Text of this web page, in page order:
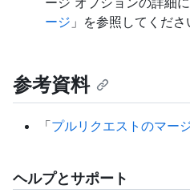
ージ 」を参照してくださ
参考資料
「プルリクエストのマー
ヘルプとサポート